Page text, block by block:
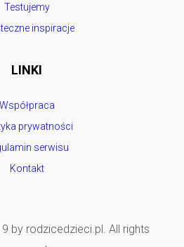
Testujemy
inspiracje
LINKI
Współpraca
prywatności
serwisu
Kontakt
by rodzicedzieci.pl. All rights